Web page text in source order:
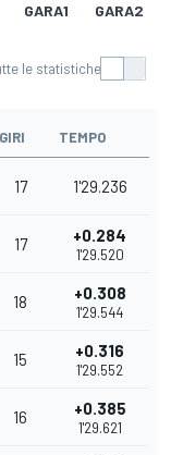
GARA1 GARA2
le statistiche
GIRI TEMPO
17 1'29.236
17 +0.284
1'29.520
18 +0.308
1'29.544
15 +0.316
1'29.552
16 +0.385
1'29.621